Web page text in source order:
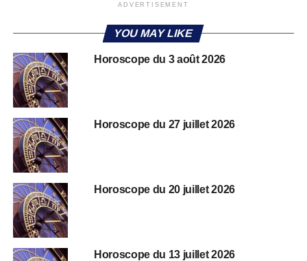
ADVERTISEMENT
YOU MAY LIKE
Horoscope du 3 août 2026
Horoscope du 27 juillet 2026
Horoscope du 20 juillet 2026
Horoscope du 13 juillet 2026